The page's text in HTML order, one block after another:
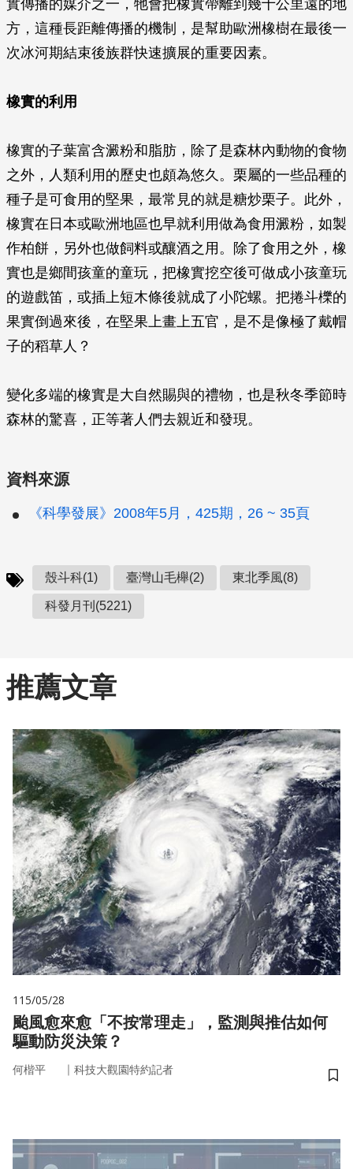
實傳播的媒介之一，牠會把橡實帶離到幾十公里遠的地
方，這種長距離傳播的機制，是幫助歐洲橡樹在最後一
次冰河期結束後族群快速擴展的重要因素。
橡實的利用
橡實的子葉富含澱粉和脂肪，除了是森林內動物的食物
之外，人類利用的歷史也頗為悠久。栗屬的一些品種的
種子是可食用的堅果，最常見的就是糖炒栗子。此外，
橡實在日本或歐洲地區也早就利用做為食用澱粉，如製
作柏餅，另外也做飼料或釀酒之用。除了食用之外，橡
實也是鄉間孩童的童玩，把橡實挖空後可做成小孩童玩
的遊戲笛，或插上短木條後就成了小陀螺。把捲斗櫟的
果實倒過來後，在堅果上畫上五官，是不是像極了戴帽
子的稻草人？
變化多端的橡實是大自然賜與的禮物，也是秋冬季節時
森林的驚喜，正等著人們去親近和發現。
資料來源
《科學發展》2008年5月，425期，26 ~ 35頁
殼斗科(1) 臺灣山毛櫸(2) 東北季風(8)
科發月刊(5221)
推薦文章
115/05/28
颱風愈來愈「不按常理走」，監測與推估如何
驅動防災決策？
何楷平 ｜ 科技大觀園特約記者
儲